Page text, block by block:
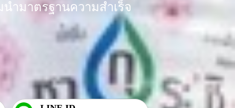
ำมาตรฐานความสำเร็จ